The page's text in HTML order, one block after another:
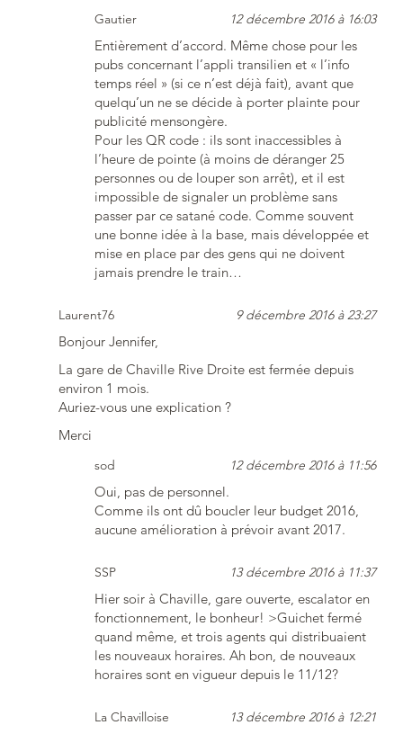
Gautier 12 décembre 2016 à 16:03
Entièrement d’accord. Même chose pour les
pubs concernant l’appli transilien et « l’info
temps réel » (si ce n’est déjà fait), avant que
quelqu’un ne se décide à porter plainte pour
publicité mensongère.
Pour les QR code : ils sont inaccessibles à
l’heure de pointe (à moins de déranger 25
personnes ou de louper son arrêt), et il est
impossible de signaler un problème sans
passer par ce satané code. Comme souvent
une bonne idée à la base, mais développée et
mise en place par des gens qui ne doivent
jamais prendre le train…
Laurent76 9 décembre 2016 à 23:27
Bonjour Jennifer,
La gare de Chaville Rive Droite est fermée depuis
environ 1 mois.
Auriez-vous une explication ?
Merci
sod 12 décembre 2016 à 11:56
Oui, pas de personnel.
Comme ils ont dû boucler leur budget 2016,
aucune amélioration à prévoir avant 2017.
SSP 13 décembre 2016 à 11:37
Hier soir à Chaville, gare ouverte, escalator en
fonctionnement, le bonheur! >Guichet fermé
quand même, et trois agents qui distribuaient
les nouveaux horaires. Ah bon, de nouveaux
horaires sont en vigueur depuis le 11/12?
La Chavilloise 13 décembre 2016 à 12:21